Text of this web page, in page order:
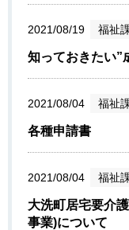
2021/08/19 福祉
知っておきたい”
2021/08/04 福祉
各種申請書
2021/08/04 福祉
大洗町居宅要介
事業)について